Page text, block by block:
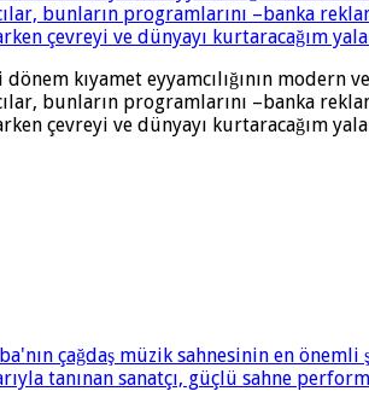
kıyamet eyyamcılığının
bunların programlarını –banka
çevreyi ve dünyayı kurtaracağım